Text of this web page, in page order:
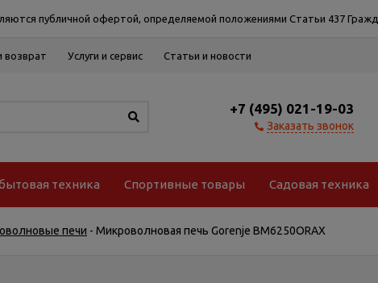
публичной офертой, определяемой положениями Статьи 437
возврат Услуги и сервис Статьи и новости
+7 (495) 021-19-03
Заказать звонок
техника Спортивные товары Садовая техника
печи - Микроволновая печь Gorenje BM6250ORAX